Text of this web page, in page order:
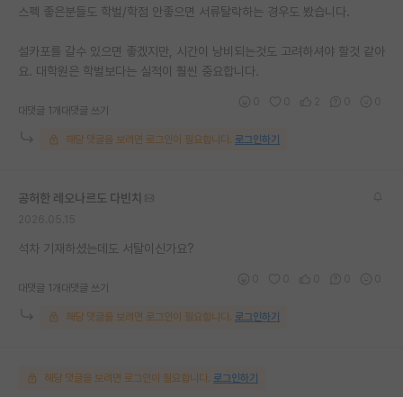
스펙 좋은분들도 학벌/학점 안좋으면 서류탈락하는 경우도 봤습니다.
설카포를 갈수 있으면 좋겠지만, 시간이 낭비되는것도 고려하셔야 할것 같아
요. 대학원은 학벌보다는 실적이 훨씬 중요합니다.
대댓글 1개 대댓글 쓰기
해당 댓글을 보려면 로그인이 필요합니다. 로그인하기
공허한 레오나르도 다빈치
석차 기재하셨는데도 서탈이신가요?
대댓글 1개 대댓글 쓰기
해당 댓글을 보려면 로그인이 필요합니다. 로그인하기
해당 댓글을 보려면 로그인이 필요합니다. 로그인하기